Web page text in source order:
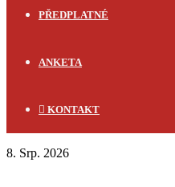
PŘEDPLATNÉ
ANKETA
KONTAKT
8. Srp. 2026